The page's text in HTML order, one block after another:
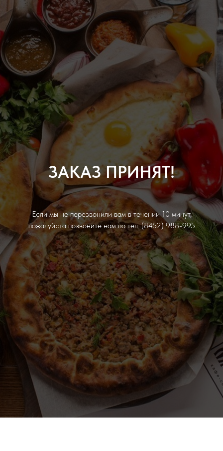
ЗАКАЗ ПРИНЯТ!
Если мы не перезвонили вам в течении 10 минут,
пожалуйста позвоните нам по тел. (8452) 988-995